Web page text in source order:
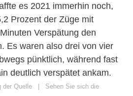
es 2021 immerhin noch,
Prozent der Züge mit
Verspätung den
Es waren also drei von vier
pünktlich, während fast
deutlich verspätet ankam.
der Quelle | Sehen Sie sich die